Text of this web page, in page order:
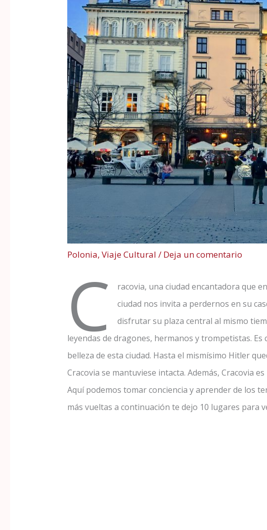
Polonia,Viaje Cultural / Deja un comentario
C
racovia, una ciudad encantadora que
ciudad nos invita a perdernos en su
disfrutar su plaza central al mismo
leyendas de dragones, hermanos y trompetistas.
belleza de esta ciudad. Hasta el mismísimo Hitler
Cracovia se mantuviese intacta. Además, Cracovia
Aquí podemos tomar conciencia y aprender de los
más vueltas a continuación te dejo 10 lugares para